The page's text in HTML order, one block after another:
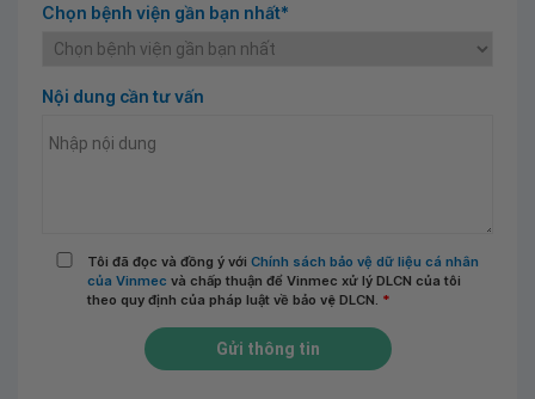
Chọn bệnh viện gần bạn nhất*
Nội dung cần tư vấn
Tôi đã đọc và đồng ý với Chính sách bảo vệ dữ liệu cá nhân
của Vinmec và chấp thuận để Vinmec xử lý DLCN của tôi
theo quy định của pháp luật về bảo vệ DLCN. *
Gửi thông tin